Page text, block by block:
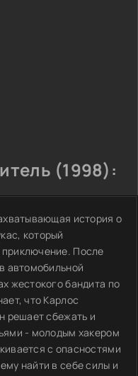
(1998):
история о
который
приключение. После
автомобильной
жестокого бандита по
что Карлос
решает сбежать и
- молодым хакером
с опасностями
найти в себе силы и